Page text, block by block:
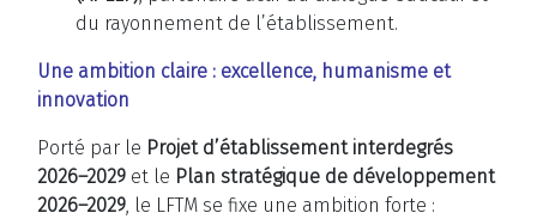
du rayonnement de l’établissement.
Une ambition claire : excellence, humanisme et
innovation
Porté par le Projet d’établissement interdegrés
2026–2029 et le Plan stratégique de développement
2026–2029, le LFTM se fixe une ambition forte :